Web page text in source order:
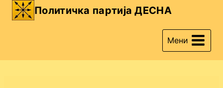
Skip
Политичка партија ДЕСНА
Мени